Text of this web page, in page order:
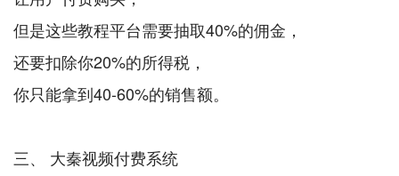
但是这些教程平台需要抽取40%的佣金，
还要扣除你20%的所得税，
你只能拿到40-60%的销售额。
三、 大秦视频付费系统